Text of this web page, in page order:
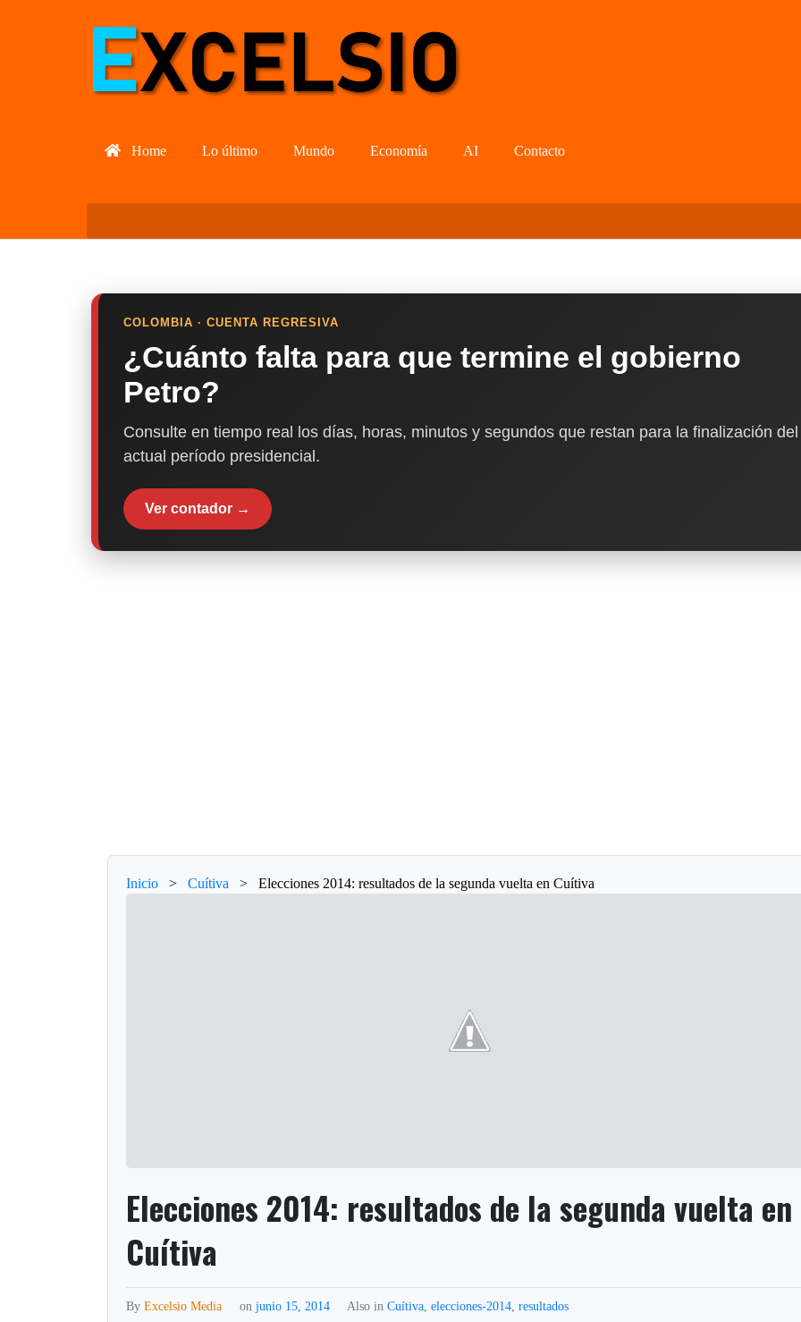
Home Lo último Mundo Economía AI Contacto
COLOMBIA · CUENTA REGRESIVA
¿Cuánto falta para que termine el gobierno
Petro?
Consulte en tiempo real los días, horas, minutos y segundos que restan para la finalización del
actual período presidencial.
Ver contador →
Inicio > Cuítiva > Elecciones 2014: resultados de la segunda vuelta en Cuítiva
Elecciones 2014: resultados de la segunda vuelta en
Cuítiva
ByExcelsio Media onjunio 15, 2014 Also inCuítiva ,elecciones-2014 ,resultados